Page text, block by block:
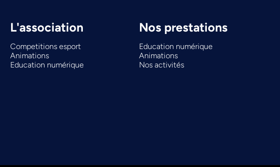
L'association
Competitions esport
Animations
Education numérique
Nos prestations
Education numérique
Animations
Nos activités